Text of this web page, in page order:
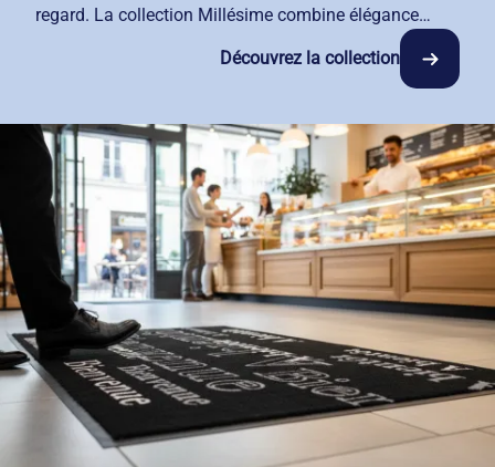
regard. La collection Millésime combine élégance
intemporelle, confort de mouvement et praticité
quotidienne pour tous les métiers de l'accueil et de la
réception. Costumes trois pièces déclinés en version
homme et femme, tissus français éco-responsables,
détails bicolores soignés : chaque article valorise vos
collaborateurs. Avec notre service de location-
entretien, vous garantissez une tenue impeccable à
chaque prise de poste, sans gérer la logistique.
Découvrez la collection